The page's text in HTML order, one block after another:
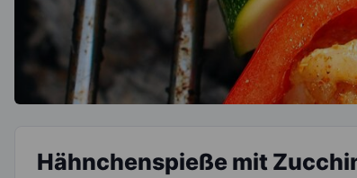
Hähnchenspieße mit